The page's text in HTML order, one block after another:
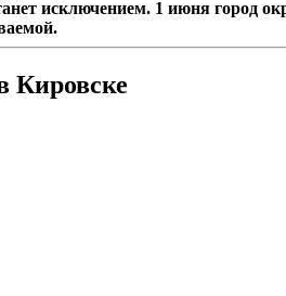
исключением. 1 июня город
Кировске